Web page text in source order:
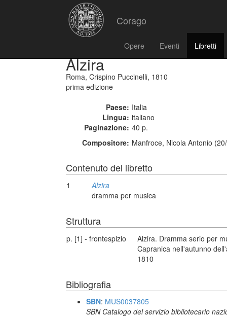
Corago
Opere Eventi Libretti
Alzira
Roma, Crispino Puccinelli, 1810
prima edizione
Paese: Italia
Lingua: italiano
Paginazione: 40 p.
Compositore: Manfroce, Nicola Antonio
Contenuto del libretto
1
Alzira
dramma per musica
Struttura
p. [1] - frontespizio
Alzira. Dramma serio per
Capranica nell'autunno
1810
Bibliografia
SBN: MUS0037805
SBN Catalogo del servizio bibliotecario